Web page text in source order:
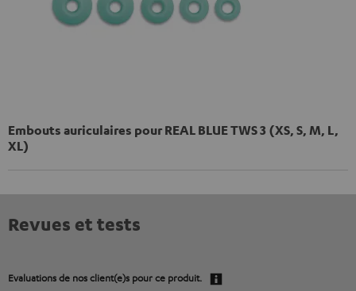
Embouts auriculaires pour REAL BLUE TWS 3 (XS, S, M, L,
XL)
Revues et tests
Evaluations de nos client(e)s pour ce produit.